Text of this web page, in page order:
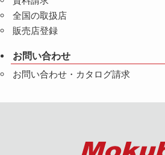
全国の取扱店
販売店登録
お問い合わせ
お問い合わせ・カタログ請求